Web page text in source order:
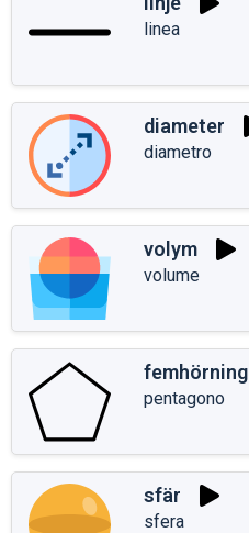
linea
diameter
diametro
volym
volume
femhörning
pentagono
sfär
sfera